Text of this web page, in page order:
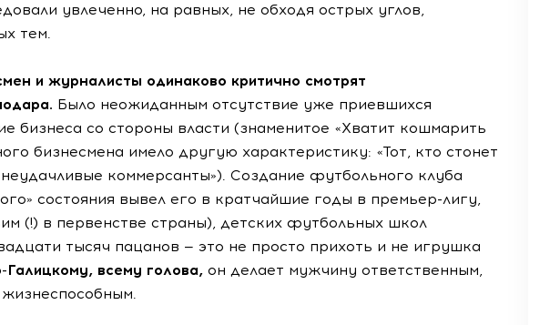
увлеченно, на равных, не обходя острых углов,
тем.
и журналисты одинаково критично смотрят
Было неожиданным отсутствие уже приевшихся
бизнеса со стороны власти (знаменитое «Хватит кошмарить
бизнесмена имело другую характеристику: «Тот, кто стонет
коммерсанты»). Создание футбольного клуба
состояния вывел его в кратчайшие годы в премьер-лигу,
(!) в первенстве страны), детских футбольных школ
тысяч пацанов — это не просто прихоть и не игрушка
Галицкому, всему голова, он делает мужчину ответственным,